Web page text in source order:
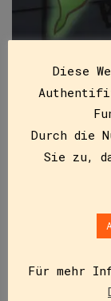
Diese
Durch die
Sie zu,
Für mehr